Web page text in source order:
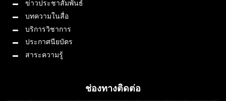
ข่าวประชาสัมพันธ์
บทความในสื่อ
บริการวิชาการ
ประกาศนียบัตร
สาระความรู้
ช่องทางติดต่อ